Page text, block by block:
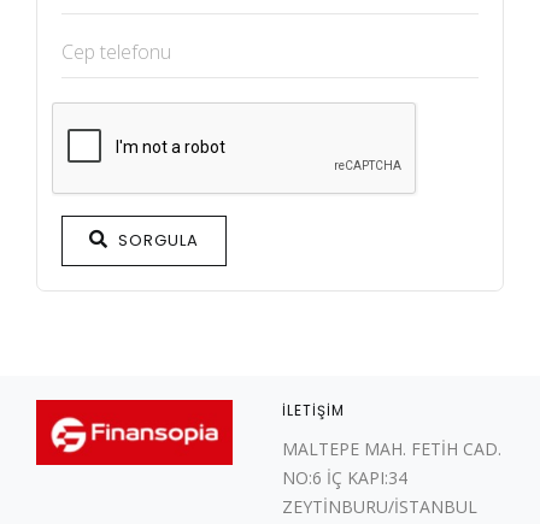
SORGULA
İLETIŞIM
MALTEPE MAH. FETİH CAD.
NO:6 İÇ KAPI:34
ZEYTİNBURU/İSTANBUL